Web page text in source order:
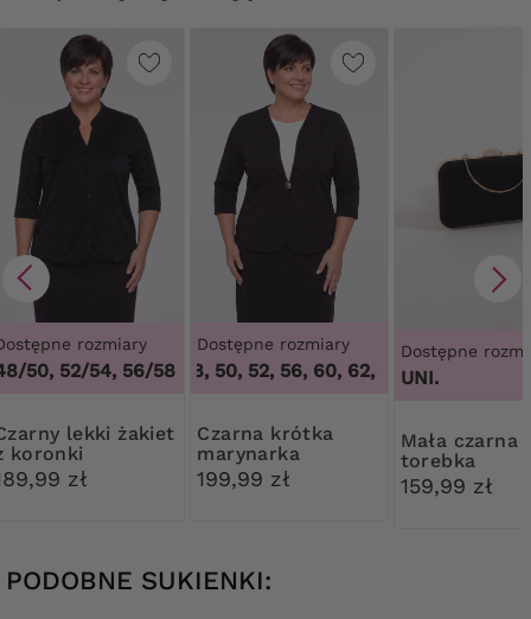
rozmiary
50, 52/54, 56/58
koronki
zł
Dostępne rozmiary
46, 48, 50, 52, 56, 60, 62, 64 , 46, 48, 50,
Czarna krótka
marynarka
199,99 zł
Dostępne
UNI.
Mała czarna
torebka
diamentowe
zapięcie
159,99 zł
PODOBNE SUKIENKI: